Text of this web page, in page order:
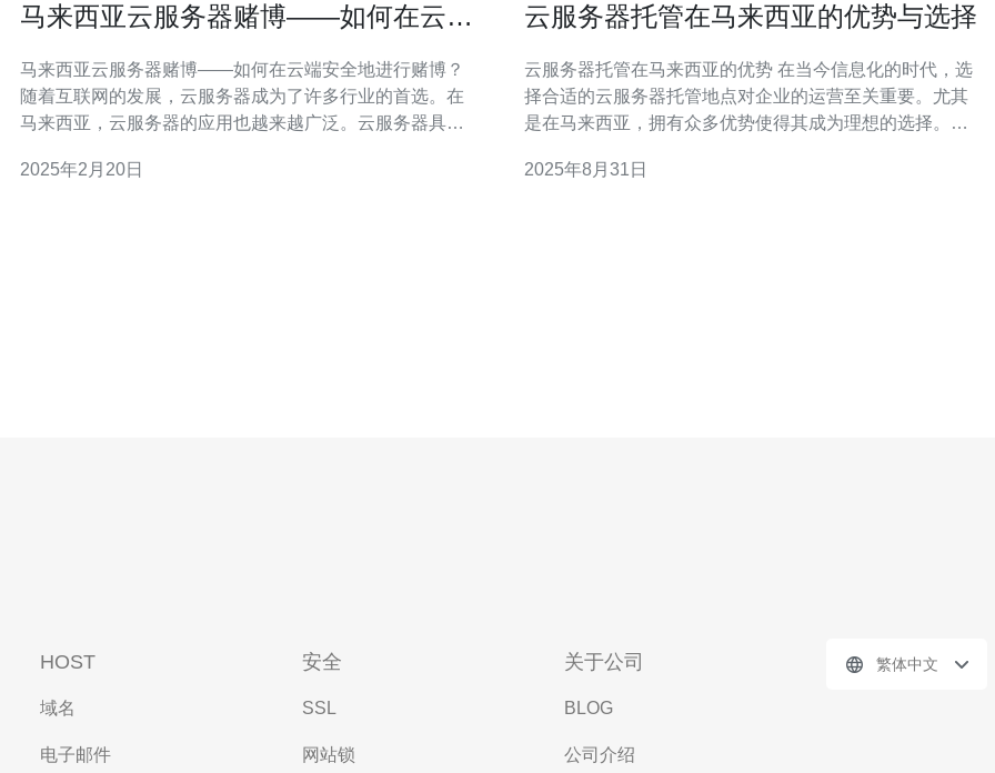
马来西亚云服务器赌博——如何在云端
马来西亚云服务器赌博——如何在云端安全地进行赌博？
随着互联网的发展，云服务器成为了许多行业的首选。在
马来西亚，云服务器的应用也越来越广泛。云服务器具有
赌博行业中的应用也逐渐增多。 云端赌博相比传统的实体
2025年2月20日
云服务器托管在马来西亚的优势与选择
云服务器托管在马来西亚的优势 在当今信息化的时代，选
择合适的云服务器托管地点对企业的运营至关重要。尤其
是在马来西亚，拥有众多优势使得其成为理想的选择。首
快，延迟低，为用户提供了良好的使用体验。其次，马来
2025年8月31日
HOST
域名
电子邮件
安全
SSL
网站锁
关于公司
BLOG
公司介绍
繁体中文